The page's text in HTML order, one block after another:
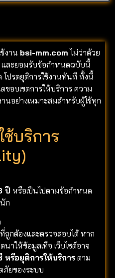
งาน bsi-mm.com ไม่ว่าด้วย
และยอมรับข้อกำหนดฉบับนี้
ปรดยุติการใช้งานทันที ทั้งนี้
อบเขตการให้บริการ ความ
นอย่างเหมาะสมสำหรับผู้ใช้ทุก
บริการ
ปี หรือเป็นไปตามข้อกำหนด
ก
ถูกต้องและตรวจสอบได้ หาก
าให้ข้อมูลเท็จ เว็บไซต์อาจ
หรือยุติการให้บริการ ตาม
ภัยของระบบ